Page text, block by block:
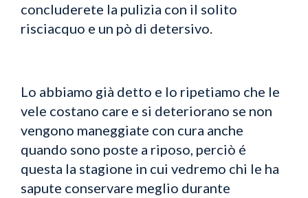
concluderete la pulizia con il solito
risciacquo e un pò di detersivo.
Lo abbiamo già detto e lo ripetiamo che le
vele costano care e si deteriorano se non
vengono maneggiate con cura anche
quando sono poste a riposo, perciò é
questa la stagione in cui vedremo chi le ha
sapute conservare meglio durante